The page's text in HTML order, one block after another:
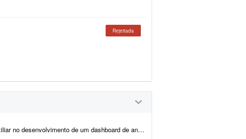
Rejeitada
análise de importações de certos produtos na América do Sul. Meu conhecime...